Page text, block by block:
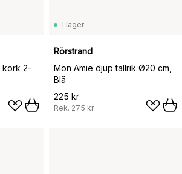
kork 2-
I lager
Rörstrand
Mon Amie djup tallrik Ø20 cm,
Blå
225 kr
Rek. 275 kr